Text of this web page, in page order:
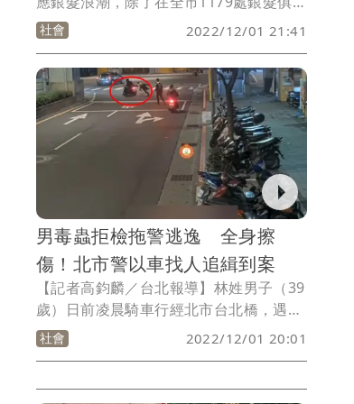
部外，再推動「銀髮先修班」，在都會地
區經由公寓大廈管理委員會同意後，在內
部空間設立，讓長輩下樓就能參加各式活
動，目前已設立14處，初期以250處為目
標。社會局長張錦麗表示，近來屢有人倡
議「壯世代」概念，不以年齡為界線，而
是以心態、活力為指標，要有壯闊視野和
胸懷，以開創壯麗的第3人生。
社會 2022/12/01 21:41
男毒蟲拒檢拖警逃逸 全身擦
傷！北市警以車找人追緝到案
【記者高鈞麟／台北報導】林姓男子（39
歲）日前凌晨騎車行經北市台北橋，遇上
警方臨檢，林男假意配合減速，隨即加速
逃離路檢點，1名警員奮不顧身抓住林
傷。警方以車追人，循線查緝林男到案，
社會 2022/12/01 20:01